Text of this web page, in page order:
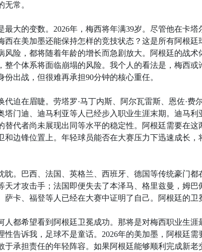
常。
最大的变数。2026年，梅西将年满39岁。尽管他在卡
西在美加墨还能保持怎样的竞技状态？这是所有阿根廷
风险，都将随着年龄的增长而急剧放大。阿根廷的战术
整个体系将面临崩塌的风险。我个人的看法是，梅西或
份出战，但很难再承担90分钟的核心重任。
代迫在眉睫。劳塔罗·马丁内斯、阿尔瓦雷斯、恩佐·费
塔门迪、迪马利亚等人已经步入职业生涯末期。迪马
替代者尚未展现出同等水平的稳定性。阿根廷需要在这
和边锋位置上。年轻球员能否在大赛压力下迅速成长，
眈。巴西、法国、英格兰、西班牙、德国等传统豪门都
天才攻击手；法国即便失去了本泽马、格里兹曼，姆
萨卡、福登等人已经在大赛中证明了自己。阿根廷的卫
人都希望看到阿根廷卫冕成功。那将是对梅西职业生
性告诉我，足球不是童话。2026年的美加墨，阿根廷需
于承担责任的年轻阵容。如果阿根廷能够顺利完成新老